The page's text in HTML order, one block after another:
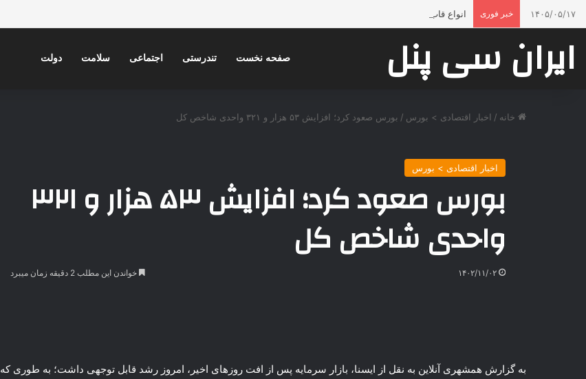
۱۴۰۵/۰۵/۱۷ خبر فوری انواع قاب بندی دیوار با گچبری پیش ساخته پلی یورتان دکارت؛ تحولی لوکس، فوری و بدون تخریب در دکوراسیون داخلی
ایران سی پنل صفحه نخست تندرستی اجتماعی سلامت دولت
خانه / اخبار اقتصادی > بورس / بورس صعود کرد؛ افزایش ۵۳ هزار و ۳۲۱ واحدی شاخص کل
اخبار اقتصادی > بورس
بورس صعود کرد؛ افزایش ۵۳ هزار و ۳۲۱
واحدی شاخص کل
۱۴۰۲/۱۱/۰۲ خواندن این مطلب 2 دقیقه زمان میبرد
به گزارش همشهری آنلاین به نقل از ایسنا، بازار سرمایه پس از افت روزهای اخیر، امروز رشد قابل توجهی داشت؛ به طوری که